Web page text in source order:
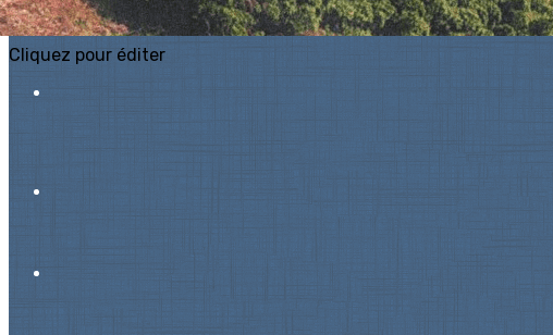
Ajoutez un logo, un bouton, des réseaux sociaux
Cliquez pour éditer